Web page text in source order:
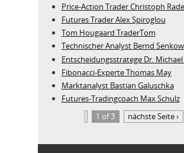
Price-Action Trader Christoph
Futures Trader Alex Spiroglou
Tom Hougaard TraderTom
Technischer Analyst Bernd
Entscheidungsstratege Dr. Michael
Fibonacci-Experte Thomas May
Marktanalyst Bastian Galuschka
Futures-Tradingcoach Max Schulz
1 of 3
nächste Seite ›